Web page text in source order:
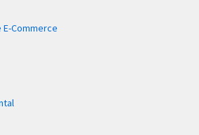
Commerce